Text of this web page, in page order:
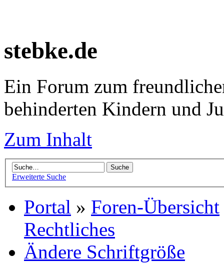
stebke.de
Ein Forum zum
behinderten Kindern und
Zum Inhalt
Erweiterte Suche
Portal » Foren-Übersicht
Rechtliches
Ändere Schriftgröße